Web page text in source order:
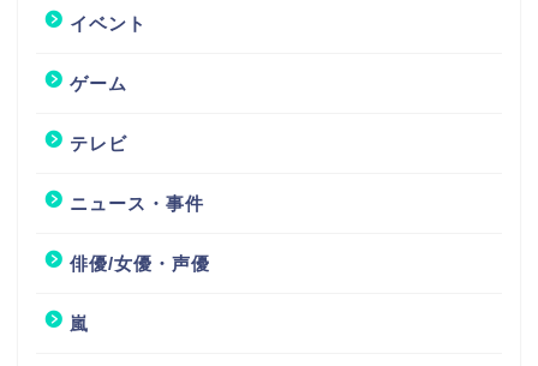
イベント
ゲーム
テレビ
ニュース・事件
俳優/女優・声優
嵐